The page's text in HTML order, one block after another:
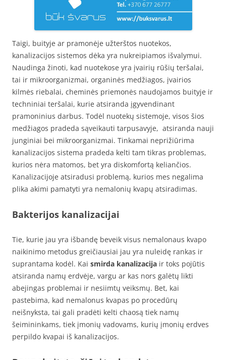
Taigi, buityje ar pramonėje užterštos nuotekos,
kanalizacijos sistemos dėka yra nukreipiamos išvalymui.
Naudinga žinoti, kad nuotekose yra įvairių rūšių teršalai,
tai ir mikroorganizmai, organinės medžiagos, įvairios
kilmės riebalai, cheminės priemonės naudojamos buityje ir
techniniai teršalai, kurie atsiranda įgyvendinant
pramoninius darbus. Todėl nuotekų sistemoje, visos šios
medžiagos pradeda sąveikauti tarpusavyje, atsiranda nauji
junginiai bei mikroorganizmai. Tinkamai neprižiūrima
kanalizacijos sistema pradeda kelti tam tikras problemas,
kurios nėra matomos, bet yra diskomfortą keliančios.
Kanalizacijoje atsiradusi problemą, kurios mes negalima
plika akimi pamatyti yra nemalonių kvapų atsiradimas.
Bakterijos kanalizacijai
Tie, kurie jau yra išbandę beveik visus nemalonaus kvapo
naikinimo metodus greičiausiai jau yra nuleidę rankas ir
suprantama kodėl. Kai smirda kanalizacija ir toks pojūtis
atsiranda namų erdvėje, vargu ar kas nors galėtų likti
abejingas problemai ir nesiimtų veiksmų. Bet, kai
pastebima, kad nemalonus kvapas po procedūrų
neišnyksta, tai gali pradėti kelti chaosą tiek namų
šeimininkams, tiek įmonių vadovams, kurių įmonių erdves
perpildo kvapai iš kanalizacijos.